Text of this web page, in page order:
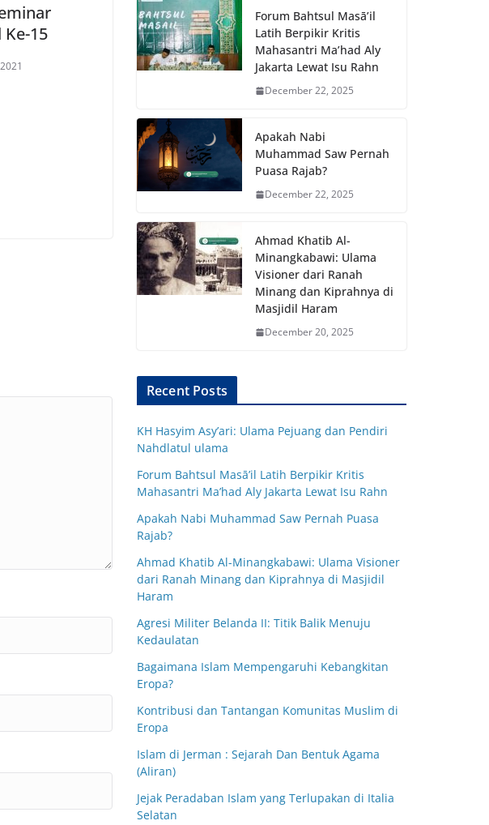
Ke-15
Forum Bahtsul Masā’il
Latih Berpikir Kritis
Mahasantri Ma’had Aly
Jakarta Lewat Isu Rahn
December 22, 2025
Apakah Nabi
Muhammad Saw Pernah
Puasa Rajab?
December 22, 2025
Ahmad Khatib Al-
Minangkabawi: Ulama
Visioner dari Ranah
Minang dan Kiprahnya di
Masjidil Haram
December 20, 2025
Recent Posts
KH Hasyim Asy’ari: Ulama Pejuang dan Pendiri
Nahdlatul ulama
Forum Bahtsul Masā’il Latih Berpikir Kritis
Mahasantri Ma’had Aly Jakarta Lewat Isu Rahn
Apakah Nabi Muhammad Saw Pernah Puasa
Rajab?
Ahmad Khatib Al-Minangkabawi: Ulama Visioner
dari Ranah Minang dan Kiprahnya di Masjidil
Haram
Agresi Militer Belanda II: Titik Balik Menuju
Kedaulatan
Bagaimana Islam Mempengaruhi Kebangkitan
Eropa?
Kontribusi dan Tantangan Komunitas Muslim di
Eropa
Islam di Jerman : Sejarah Dan Bentuk Agama
(Aliran)
Jejak Peradaban Islam yang Terlupakan di Italia
Selatan